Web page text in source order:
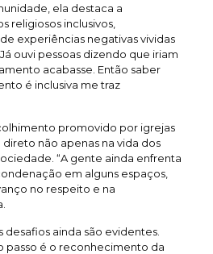
ela destaca a
religiosos inclusivos,
experiências negativas vividas
ouvi pessoas dizendo que iriam
acabasse. Então saber
é inclusiva me traz
promovido por igrejas
não apenas na vida dos
“A gente ainda enfrenta
em alguns espaços,
no respeito e na
desafios ainda são evidentes.
passo é o reconhecimento da